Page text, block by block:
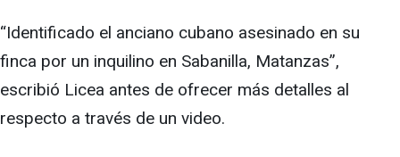
“Identificado el anciano cubano asesinado en su
finca por un inquilino en Sabanilla, Matanzas”,
escribió Licea antes de ofrecer más detalles al
respecto a través de un video.